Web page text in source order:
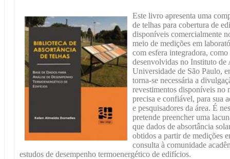
Este livro apresenta uma
de telhas para cobertura de
disponíveis comercialmente
meio de medições em
com esfera integradora,
desenvolvidas no Instituto
Universidade de São Paulo,
torna-se necessária a
revestimentos disponíveis no
precisa e confiável, para sua
e pesquisadores da área. É
pretende preencher uma
que dados de absortância
obtidos a partir de medições
consulta à comunidade
estudos de desempenho termoenergético de edifícios.